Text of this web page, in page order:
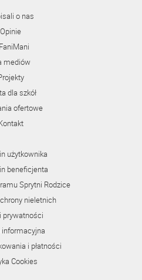
o nas
Opinie
mediów
dla szkół
ofertowe
użytkownika
beneficjenta
Sprytni Rodzice
nieletnich
prywatności
informacyjna
i płatności
Cookies